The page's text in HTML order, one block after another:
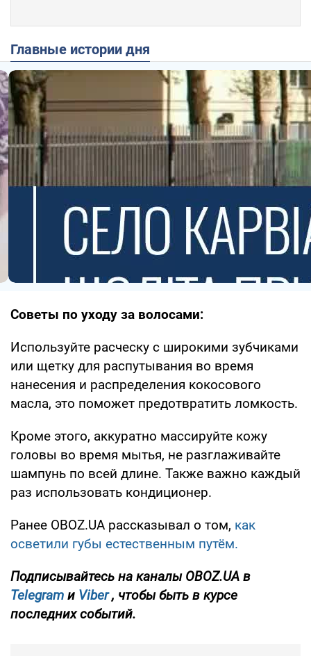
Главные истории дня
Советы по уходу за волосами:
Используйте расческу с широкими зубчиками
или щетку для распутывания во время
нанесения и распределения кокосового
масла, это поможет предотвратить ломкость.
Кроме этого, аккуратно массируйте кожу
головы во время мытья, не разглаживайте
шампунь по всей длине. Также важно каждый
раз использовать кондиционер.
Ранее OBOZ.UA рассказывал о том, как
осветили губы естественным путём.
Подписывайтесь на каналы OBOZ.UA в
Telegram и Viber , чтобы быть в курсе
последних событий.